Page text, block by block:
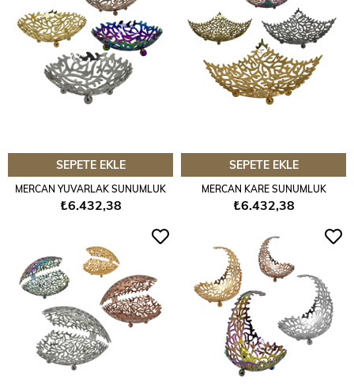
SEPETE EKLE
MERCAN YUVARLAK SUNUMLUK
₺6.432,38
SEPETE EKLE
MERCAN KARE SUNUMLUK
₺6.432,38